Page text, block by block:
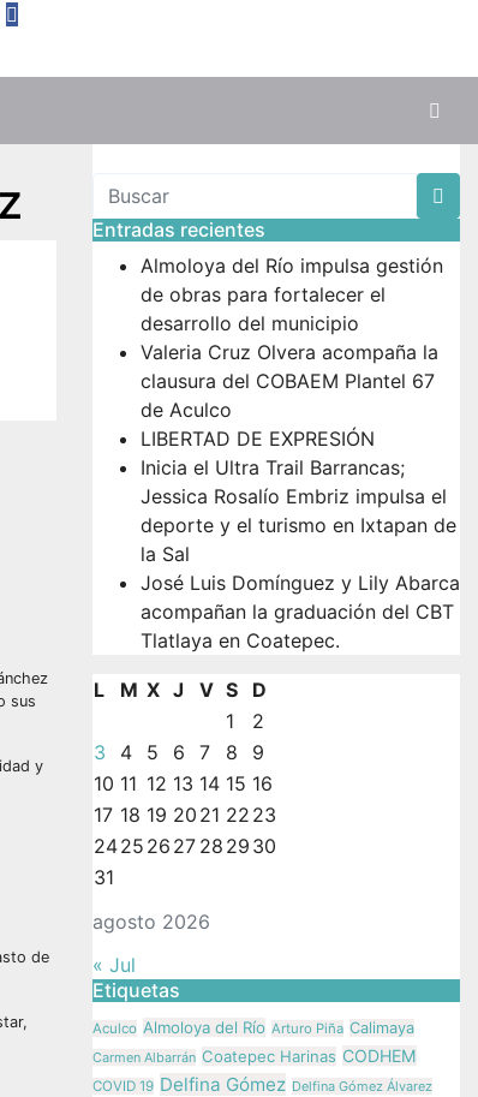
sus
y
de
Entradas recientes
Almoloya del Río impulsa gestión
de obras para fortalecer el
desarrollo del municipio
Valeria Cruz Olvera acompaña la
clausura del COBAEM Plantel 67
de Aculco
LIBERTAD DE EXPRESIÓN
Inicia el Ultra Trail Barrancas;
Jessica Rosalío Embriz impulsa el
deporte y el turismo en Ixtapan de
la Sal
José Luis Domínguez y Lily Abarca
acompañan la graduación del CBT
Tlatlaya en Coatepec.
agosto 2026
L M X J V S
D
1
2
3
4 5 6 7 8
9
10 11 12 13 14 15 16
17 18 19 20 21 22 23
2425 26 27 28 29 30
31
« Jul
Etiquetas
Aculco Almoloya del Río Arturo Piña Calimaya
Carmen Albarrán Coatepec Harinas CODHEM
COVID 19 Delfina Gómez Delfina Gómez Álvarez